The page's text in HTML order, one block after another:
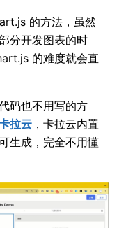
的方法，虽然
分开发图表的时
的难度就会直
码也不用写的方
拉云 ，卡拉云内置
生成，完全不用懂